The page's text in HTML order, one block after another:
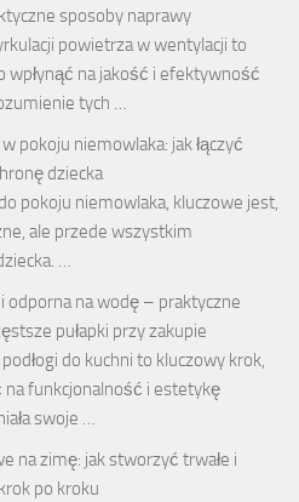
sposoby naprawy
powietrza w wentylacji to
wpłynąć na jakość i efektywność
tych …
pokoju niemowlaka: jak łączyć
dziecka
pokoju niemowlaka, kluczowe jest,
ale przede wszystkim
…
odporna na wodę – praktyczne
pułapki przy zakupie
do kuchni to kluczowy krok,
na funkcjonalność i estetykę
swoje …
na zimę: jak stworzyć trwałe i
po kroku